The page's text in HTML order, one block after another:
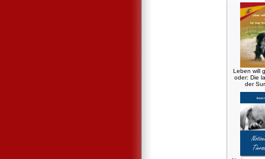
Leben will
oder: Die
der